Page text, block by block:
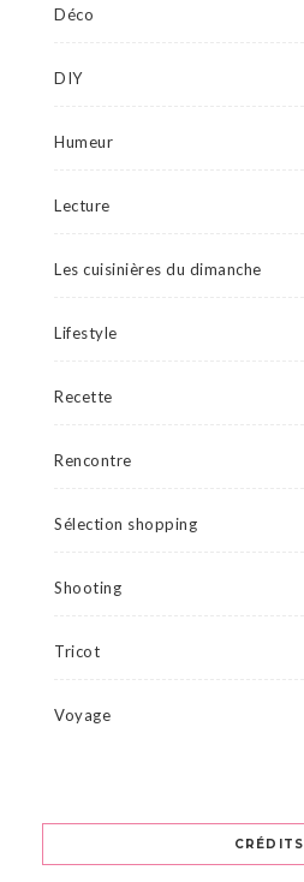
Déco
DIY
Humeur
Lecture
Les cuisinières du dimanche
Lifestyle
Recette
Rencontre
Sélection shopping
Shooting
Tricot
Voyage
CRÉDITS